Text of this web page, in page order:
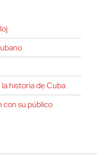
la historia de Cuba
con su público